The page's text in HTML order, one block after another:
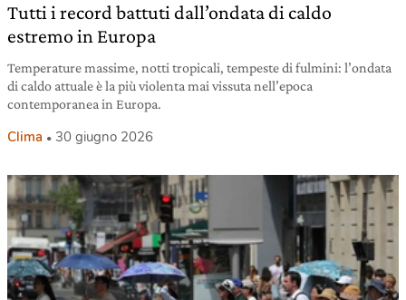
Tutti i record battuti dall’ondata di caldo
estremo in Europa
Temperature massime, notti tropicali, tempeste di fulmini: l’ondata
di caldo attuale è la più violenta mai vissuta nell’epoca
contemporanea in Europa.
Clima 30 giugno 2026